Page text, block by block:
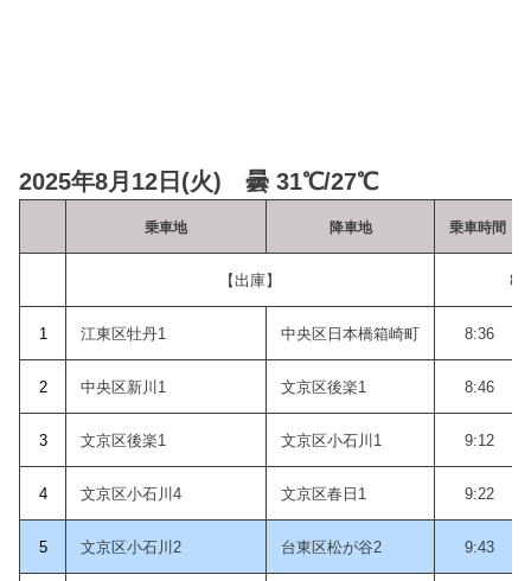
2025年8月12日(火) 曇 31℃/27℃
乗車地 降車地 乗車時間
【出庫】
1 江東区牡丹1 中央区日本橋箱崎町 8:36
2 中央区新川1 文京区後楽1 8:46
3 文京区後楽1 文京区小石川1 9:12
4 文京区小石川4 文京区春日1 9:22
5 文京区小石川2 台東区松が谷2 9:43